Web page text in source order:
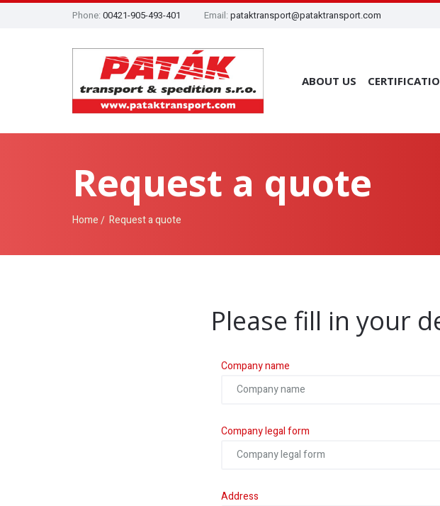
Phone: 00421-905-493-401 Email: pataktransport@pataktransport.com
ABOUT US
Request a quote
Home Request a quote
Please fill in your
Company name
Company legal form
Address